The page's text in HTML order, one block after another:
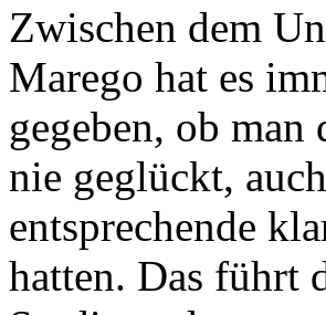
Zwischen dem
Marego hat es
gegeben, ob
nie geglückt,
entsprechende
hatten. Das führt